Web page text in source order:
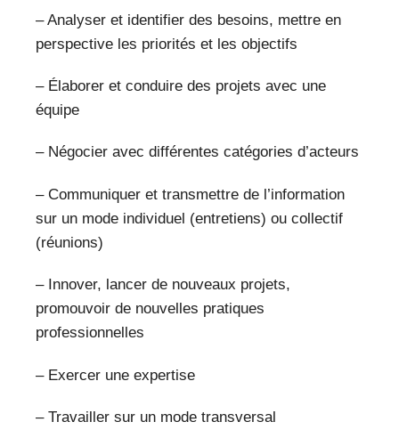
– Analyser et identifier des besoins, mettre en
perspective les priorités et les objectifs
– Élaborer et conduire des projets avec une
équipe
– Négocier avec différentes catégories d’acteurs
– Communiquer et transmettre de l’information
sur un mode individuel (entretiens) ou collectif
(réunions)
– Innover, lancer de nouveaux projets,
promouvoir de nouvelles pratiques
professionnelles
– Exercer une expertise
– Travailler sur un mode transversal